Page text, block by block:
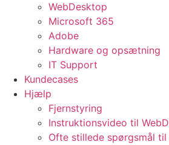
WebDesktop
Microsoft 365
Adobe
Hardware og opsætning
IT Support
Kundecases
Hjælp
Fjernstyring
Instruktionsvideo til
Ofte stillede spørgsmål